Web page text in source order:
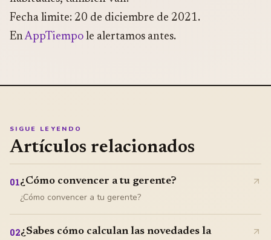
Fecha limite: 20 de diciembre de 2021.
EnAppTiempo le alertamos antes.
SIGUE LEYENDO
Artículos relacionados
01¿Cómo convencer a tu gerente?
¿Cómo convencer a tu gerente?
02¿Sabes cómo calculan las novedades la